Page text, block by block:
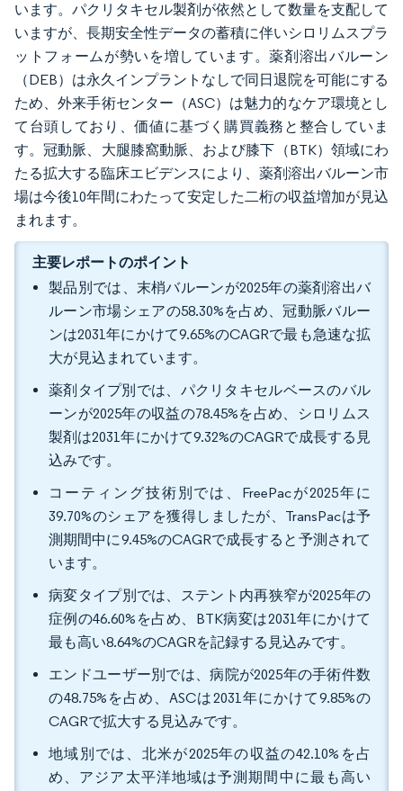
います。パクリタキセル製剤が依然として数量を支配して
いますが、長期安全性データの蓄積に伴いシロリムスプラ
ットフォームが勢いを増しています。薬剤溶出バルーン
（DEB）は永久インプラントなしで同日退院を可能にする
ため、外来手術センター（ASC）は魅力的なケア環境とし
て台頭しており、価値に基づく購買義務と整合していま
す。冠動脈、大腿膝窩動脈、および膝下（BTK）領域にわ
たる拡大する臨床エビデンスにより、薬剤溶出バルーン市
場は今後10年間にわたって安定した二桁の収益増加が見込
まれます。
主要レポートのポイント
製品別では、末梢バルーンが2025年の薬剤溶出バ
ルーン市場シェアの58.30%を占め、冠動脈バルー
ンは2031年にかけて9.65%のCAGRで最も急速な拡
大が見込まれています。
薬剤タイプ別では、パクリタキセルベースのバル
ーンが2025年の収益の78.45%を占め、シロリムス
製剤は2031年にかけて9.32%のCAGRで成長する見
込みです。
コーティング技術別では、FreePacが2025年に
39.70%のシェアを獲得しましたが、TransPacは予
測期間中に9.45%のCAGRで成長すると予測されて
います。
病変タイプ別では、ステント内再狭窄が2025年の
症例の46.60%を占め、BTK病変は2031年にかけて
最も高い8.64%のCAGRを記録する見込みです。
エンドユーザー別では、病院が2025年の手術件数
の48.75%を占め、ASCは2031年にかけて9.85%の
CAGRで拡大する見込みです。
地域別では、北米が2025年の収益の42.10%を占
め、アジア太平洋地域は予測期間中に最も高い